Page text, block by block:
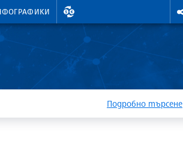
ВАЛУТНИ КУРСОВЕ
Подробно търсене